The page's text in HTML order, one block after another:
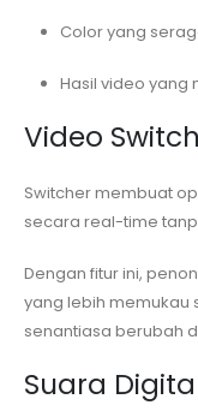
Color yang
Hasil video yang
Video
Switcher membuat
secara real-time
Dengan fitur ini,
yang lebih memukau
senantiasa berubah
Suara